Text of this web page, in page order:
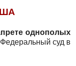
однополых
суд в